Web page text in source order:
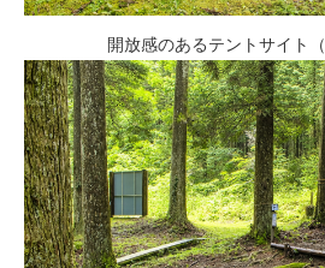
開放感のあるテントサイト